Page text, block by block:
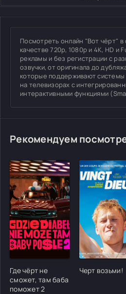
Посмотреть онлайн "Вот чёрт"
качестве 720p, 1080p и 4K, HD и
рекламы и без регистрации с
озвучки, от оригинала до
которые поддерживают системы
на телевизорах с
интерактивными функциями
Рекомендуем
[/
Где чёрт не
сможет, там баба
поможет 2
[/
Черт возьми!